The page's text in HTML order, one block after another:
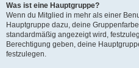
Was ist eine Hauptgruppe?
Wenn du Mitglied in mehr als einer
Hauptgruppe dazu, deine
standardmäßig angezeigt wird,
Berechtigung geben, deine
festzulegen.